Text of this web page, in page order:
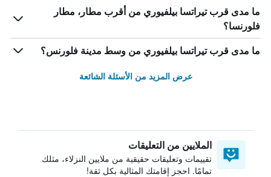
ما مدى قرب تيراتسا بيلفيوري من أقرب مطار، مطار
فلورنسا؟
ما مدى قرب تيراتسا بيلفيوري من وسط مدينة فلورنس؟
عرض المزيد من الأسئلة الشائعة
الملايين من التعليقات
تقييمات وتعليقات حقيقية من ملايين النزلاء، مثلك
تمامًا. احجز إقامتك المثالية بكل ثقة!